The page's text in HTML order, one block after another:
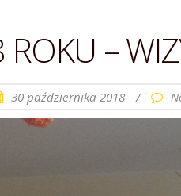
–
30 października 2018 /